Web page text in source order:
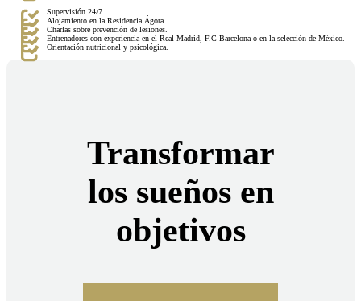
Supervisión 24/7
Alojamiento en la Residencia Ágora.
Charlas sobre prevención de lesiones.
Entrenadores con experiencia en el Real Madrid, F.C Barcelona o en la selección de México.
Orientación nutricional y psicológica.
Transformar
los sueños en
objetivos